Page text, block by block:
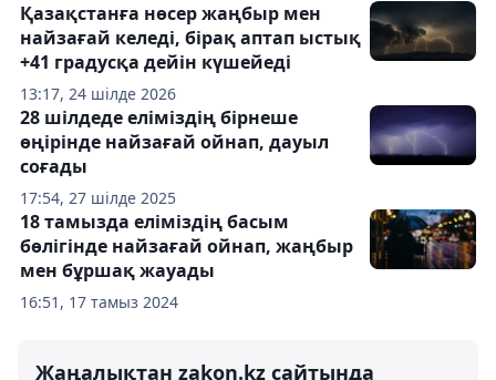
13:17, 24 шілде 2026
Қазақстанға нөсер жаңбыр мен
найзағай келеді, бірақ аптап ыстық
+41 градусқа дейін күшейеді
17:54, 27 шілде 2025
28 шілдеде еліміздің бірнеше
өңірінде найзағай ойнап, дауыл
соғады
16:51, 17 тамыз 2024
18 тамызда еліміздің басым
бөлігінде найзағай ойнап, жаңбыр
мен бұршақ жауады
Жаңалықтан zakon.kz сайтында